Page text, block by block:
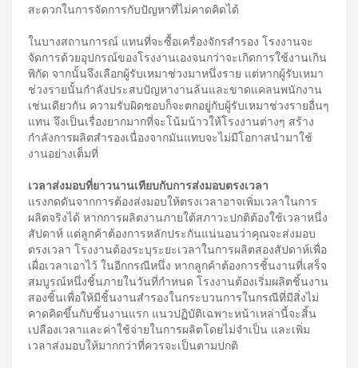
สะดวกในการจัดการกับปัญหาที่ไม่คาดคิดได้
ในบางสถานการณ์ แทนที่จะซื้อเครื่องจักรสำรอง โรงงานจะ
จัดการด้วยอุปกรณ์ของโรงงานเองจนกว่าจะเกิดการใช้งานเกิน
พิกัด จากนั้นจึงเลือกผู้รับเหมาช่วงมาหนึ่งราย แต่หากผู้รับเหมา
ช่วงรายนั้นกำลังประสบปัญหางานล้นและขาดแคลนพนักงาน
เช่นเดียวกัน ความรับผิดชอบก็จะตกอยู่กับผู้รับเหมาช่วงรายอื่นๆ
แทน จึงเป็นเรื่องยากมากที่จะโน้มน้าวให้โรงงานต่างๆ สร้าง
กำลังการผลิตสำรองเนื่องจากมันแทบจะไม่มีโอกาสนำมาใช้
งานอย่างเต็มที่
เวลาส่งมอบที่ยาวนานเทียบกับการส่งมอบตรงเวลา
แรงกดดันจากการต้องส่งมอบให้ตรงเวลาอาจเพิ่มเวลาในการ
ผลิตจริงได้ หากการผลิตงานภายใต้สภาวะปกติต้องใช้เวลาหนึ่ง
สัปดาห์ แต่ลูกค้าต้องการหลักประกันแน่นอนว่าคุณจะส่งมอบ
ตรงเวลา โรงงานต้องระบุระยะเวลาในการผลิตสองสัปดาห์เพื่อ
เผื่อเวลาเอาไว้ ในอีกกรณีหนึ่ง หากลูกค้าต้องการชิ้นงานที่เสร็จ
สมบูรณ์หนึ่งชิ้นภายในวันที่กำหนด โรงงานต้องเริ่มผลิตชิ้นงาน
สองชิ้นเพื่อให้มีชิ้นงานสำรองในกระบวนการในกรณีที่มีสิ่งไม่
คาดคิดขึ้นกับชิ้นงานแรก แนวปฏิบัติเฉพาะหน้าเหล่านี้จะสิ้น
เปลืองเวลาและค่าใช้จ่ายในการผลิตโดยไม่จำเป็น และเพิ่ม
เวลาส่งมอบให้มากกว่าที่ควรจะเป็นตามปกติ